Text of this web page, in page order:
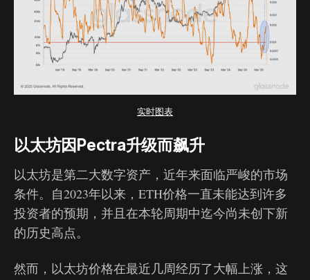
实时图表
以太坊因Pectra升级而飙升
以太坊是第二大数字资产，近年来面临严峻的市场
条件。自2023年以来，ETH价格一直未能达到许多
投资者的预期，并且在本轮周期中迄今尚未创下新
的历史高点。
然而，以太坊价格在最近几周经历了大幅上涨，这